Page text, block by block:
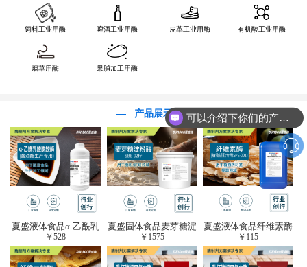
饲料工业用酶 啤酒工业用酶 皮革工业用酶 有机酸工业用酶
烟草用酶 果脯加工用酶
产品展示
夏盛液体食品α-乙酰乳
酸脱羧酶(酱油醋生产
专用)FDY-3206
￥528
夏盛固体食品麦芽糖淀
粉酶(烘焙及面粉改良
用酶/发酵类食品可
用)FDG-0012
￥ 1575
夏盛液体食品纤维素酶
(植物提取专用酶/解决
提取液混浊问题/降
黏)FFY-0651
￥ 115
可以介绍下你们的产品么？